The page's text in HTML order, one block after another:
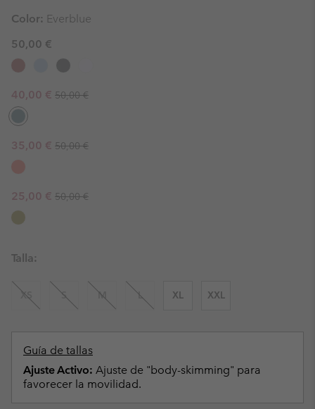
Color: Everblue
50,00 €
Sale price:
40,00 € Regular price:
50,00 €
Sale price:
35,00 € Regular price:
50,00 €
Sale price:
25,00 € Regular price:
50,00 €
Talla:
XS S M L XL XXL
Guía de tallas
Ajuste Activo: Ajuste de "body-skimming" para
favorecer la movilidad.